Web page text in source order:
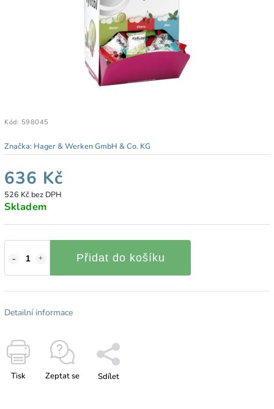
Kód: 598045
Značka: Hager & Werken GmbH & Co. KG
636 Kč
526 Kč bez DPH
Skladem
Přidat do košíku
Detailní informace
Tisk Zeptat se Sdílet